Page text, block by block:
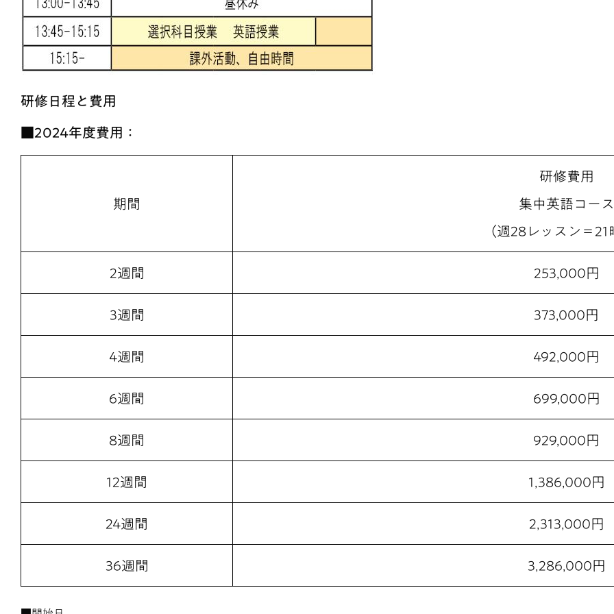
研修日程と費用
■2024年度費用：
期間
研修費用
集中英語コース
（週28レッスン＝21
2週間 253,000円
3週間 373,000円
4週間 492,000円
6週間 699,000円
8週間 929,000円
12週間 1,386,000円
24週間 2,313,000円
36週間 3,286,000円